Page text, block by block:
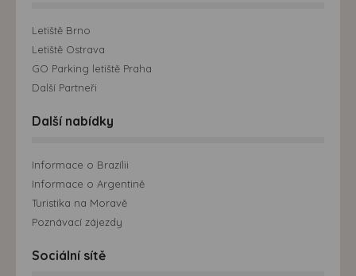
Letiště Brno
Letiště Ostrava
GO Parking letiště Praha
Další Partneři
Další nabídky
Informace o Brazílii
Informace o Argentině
Turistika na Moravě
Poznávací zájezdy
Sociální sítě